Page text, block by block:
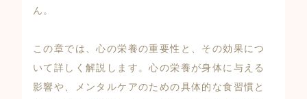
ん。
この章では、心の栄養の重要性と、その効果につ
いて詳しく解説します。心の栄養が身体に与える
影響や、メンタルケアのための具体的な食習慣と